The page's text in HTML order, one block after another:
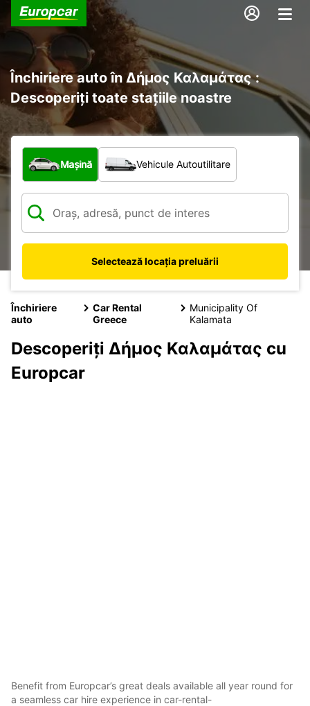
Închiriere auto în Δήμος Καλαμάτας :
Descoperiți toate stațiile noastre
Ce tip de vehicul?
Mașină Vehicule Autoutilitare
Selectează locația preluării
Închiriere
auto
Car Rental
Greece
Municipality Of
Kalamata
Descoperiți Δήμος Καλαμάτας cu
Europcar
Benefit from Europcar’s great deals available all year round for
a seamless car hire experience in car-rental-